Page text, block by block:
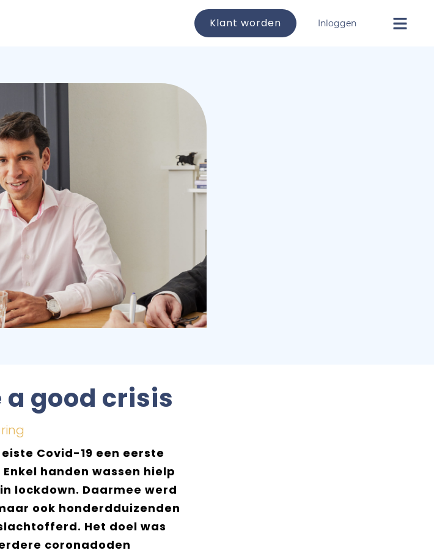
Klant worden Inloggen
good crisis
Covid-19 een eerste
handen wassen hielp
lockdown. Daarmee werd
ook honderdduizenden
Het doel was
coronadoden